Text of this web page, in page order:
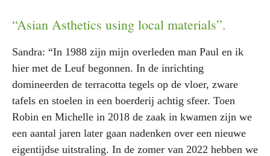
“Asian Asthetics using local materials”.
Sandra: “In 1988 zijn mijn overleden man Paul en ik
hier met de Leuf begonnen. In de inrichting
domineerden de terracotta tegels op de vloer, zware
tafels en stoelen in een boerderij achtig sfeer. Toen
Robin en Michelle in 2018 de zaak in kwamen zijn we
een aantal jaren later gaan nadenken over een nieuwe
eigentijdse uitstraling. In de zomer van 2022 hebben we